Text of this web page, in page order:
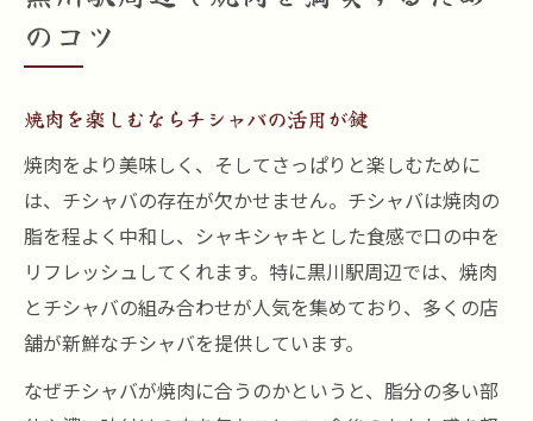
のコツ
焼肉を楽しむならチシャバの活用が鍵
焼肉をより美味しく、そしてさっぱりと楽しむために
は、チシャバの存在が欠かせません。チシャバは焼肉の
脂を程よく中和し、シャキシャキとした食感で口の中を
リフレッシュしてくれます。特に黒川駅周辺では、焼肉
とチシャバの組み合わせが人気を集めており、多くの店
舗が新鮮なチシャバを提供しています。
なぜチシャバが焼肉に合うのかというと、脂分の多い部